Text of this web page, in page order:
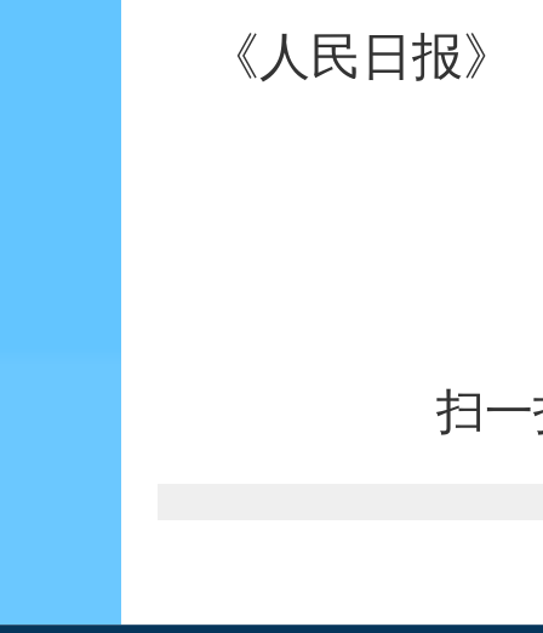
《人民日报》
扫